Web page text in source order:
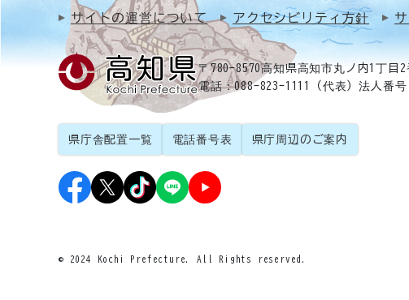
サイトの運営について アクセシビリティ方針
〒780-8570高知県高知市丸ノ内1丁目2
電話：088-823-1111（代表）法人番号
県庁舎配置一覧 電話番号表 県庁周辺のご案内
© 2024 Kochi Prefecture. All Rights reserved.